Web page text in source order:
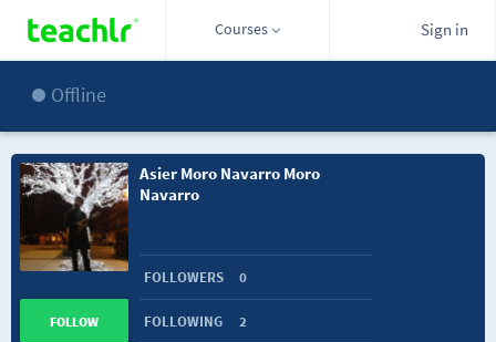
Courses Sign in
Offline
Asier Moro Navarro Moro
Navarro
FOLLOWERS 0
FOLLOWING 2
FOLLOW